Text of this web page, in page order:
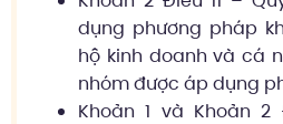
dụng phương pháp
hộ kinh doanh và cá
nhóm được áp dụng
Khoản 1 và Khoản